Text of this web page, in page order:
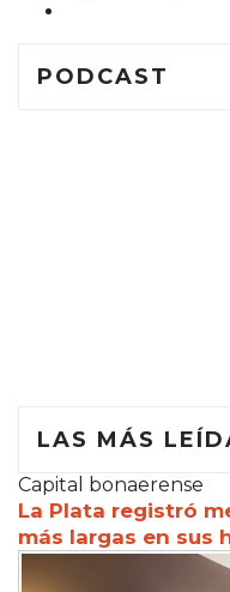
PODCAST
LAS MÁS
Capital bonaerense
La Plata registró
más largas en sus